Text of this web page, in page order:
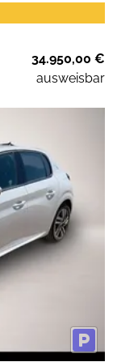
34.950,00 €
ausweisbar